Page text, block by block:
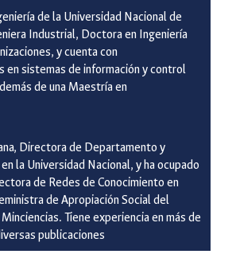
de la Universidad Nacional de
Industrial, Doctora en Ingeniería
y cuenta con
en sistemas de información y control
de una Maestría en
Directora de Departamento y
la Universidad Nacional, y ha ocupado
de Redes de Conocimiento en
de Apropiación Social del
Tiene experiencia en más de
publicaciones